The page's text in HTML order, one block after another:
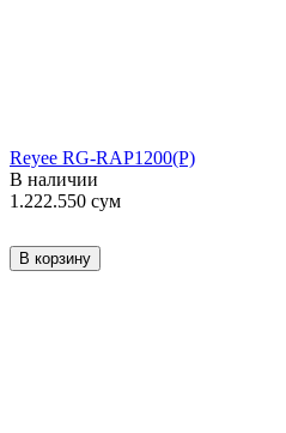
Reyee RG-RAP1200(P)
В наличии
1.222.550 сум
В корзину